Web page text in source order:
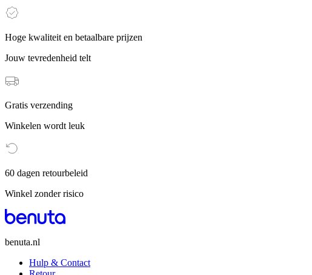
Hoge kwaliteit en betaalbare prijzen
Jouw tevredenheid telt
Gratis verzending
Winkelen wordt leuk
60 dagen retourbeleid
Winkel zonder risico
benuta.nl
Hulp & Contact